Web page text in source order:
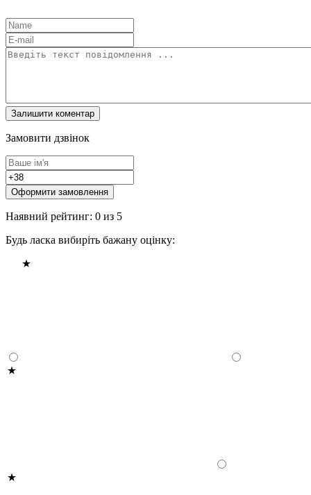
Замовити дзвінок
Оформити замовлення
Наявний рейтинг: 0 из 5
Будь ласка вибиріть бажану оцінку: